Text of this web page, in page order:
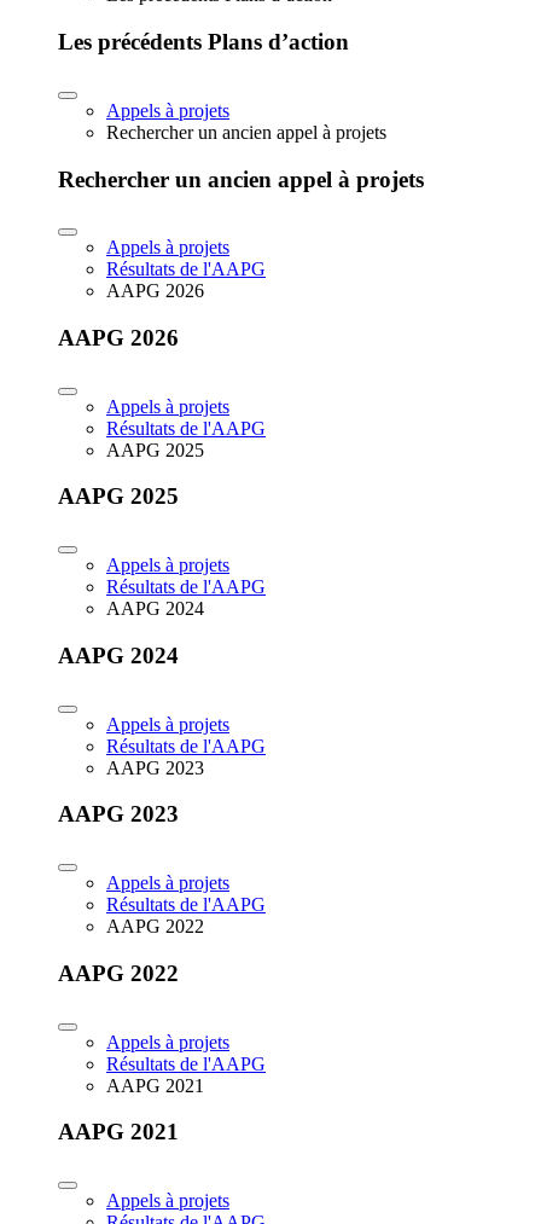
Les précédents Plans d’action
Appels à projets
Rechercher un ancien appel à projets
Rechercher un ancien appel à projets
Appels à projets
Résultats de l'AAPG
AAPG 2026
AAPG 2026
Appels à projets
Résultats de l'AAPG
AAPG 2025
AAPG 2025
Appels à projets
Résultats de l'AAPG
AAPG 2024
AAPG 2024
Appels à projets
Résultats de l'AAPG
AAPG 2023
AAPG 2023
Appels à projets
Résultats de l'AAPG
AAPG 2022
AAPG 2022
Appels à projets
Résultats de l'AAPG
AAPG 2021
AAPG 2021
Appels à projets